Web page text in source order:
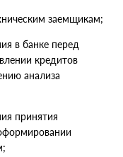
заемщикам;
в банке перед
кредитов
анализа
принятия